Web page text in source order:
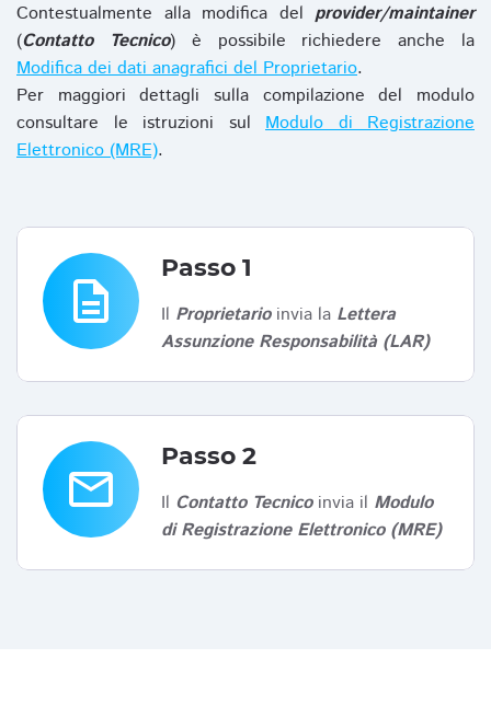
Contestualmente alla modifica del provider/maintainer
(Contatto Tecnico) è possibile richiedere anche la
Modifica dei dati anagrafici del Proprietario.
Per maggiori dettagli sulla compilazione del modulo
consultare le istruzioni sul Modulo di Registrazione
Elettronico (MRE).
description
Passo 1
Il Proprietarioinvia la Lettera
Assunzione Responsabilità (LAR)
email
Passo 2
Il Contatto Tecnicoinvia il Modulo
di Registrazione Elettronico (MRE)